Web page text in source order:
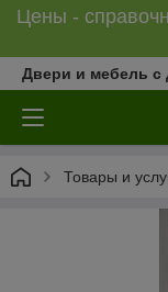
Цены -
Двери и мебель с
Товары и